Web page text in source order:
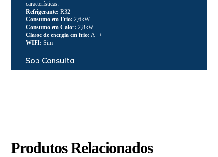
características:
Refrigerante:R32
Consumo em Frio: 2,6kW
Consumo em Calor: 2,8kW
Classe de energia em frio: A++
WIFI:Sim
Sob Consulta
Produtos Relacionados